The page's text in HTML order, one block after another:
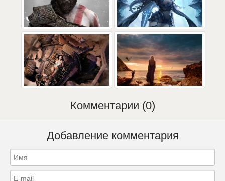
Комментарии (0)
Добавление комментария